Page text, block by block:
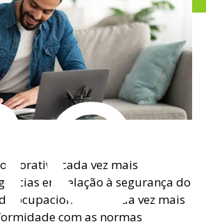
cada vez mais
em relação à segurança do
ocupacional são cada vez mais
com as normas